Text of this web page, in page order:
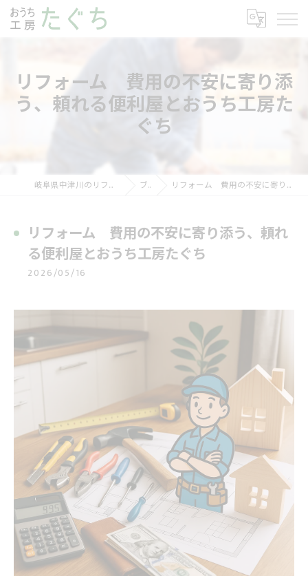
リフォーム 費用の不安に寄り添
う、頼れる便利屋とおうち工房た
ぐち
岐阜県中津川のリフォームならおうち工房たぐち ブログ リフォーム 費用の不安に寄り添う、頼れる便利屋とおうち工房たぐち
リフォーム 費用の不安に寄り添う、頼れ
る便利屋とおうち工房たぐち
2026/05/16